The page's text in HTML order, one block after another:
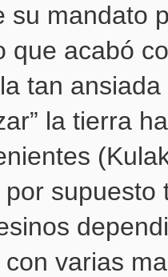
su mandato
que acabó
tan
la tierra
varias